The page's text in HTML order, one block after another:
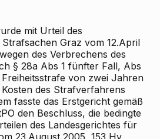
mit Urteil des
Graz vom 12.April
des Verbrechens des
§ 28a Abs 1 fünfter Fall, Abs
von zwei Jahren
des Strafverfahrens
fasste das Erstgericht gemäß
den Beschluss, die bedingte
des Landesgerichtes für
23.August 2005, 153 Hv